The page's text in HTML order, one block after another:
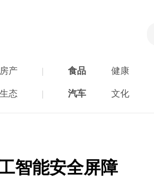
房产 | 食品 健康
生态 | 汽车 文化
智能安全屏障